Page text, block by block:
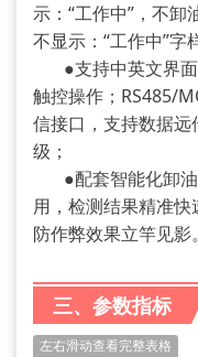
示：“工作中”，不卸
不显示：“工作中”字
●支持中英文界
触控操作；RS485/
信接口，支持数据
级；
●配套智能化卸
用，检测结果精准快
防作弊效果立竿见影。
三、参数指标
左右滑动查看完整表格